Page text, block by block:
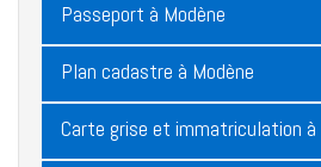
Passeport à Modène
Plan cadastre à Modène
Carte grise et immatriculation à